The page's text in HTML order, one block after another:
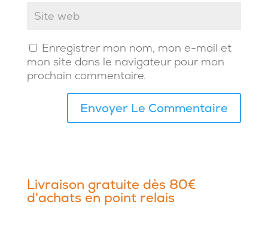
Enregistrer mon nom, mon e-mail et
mon site dans le navigateur pour mon
prochain commentaire.
Livraison gratuite dès 80€
d'achats en point relais